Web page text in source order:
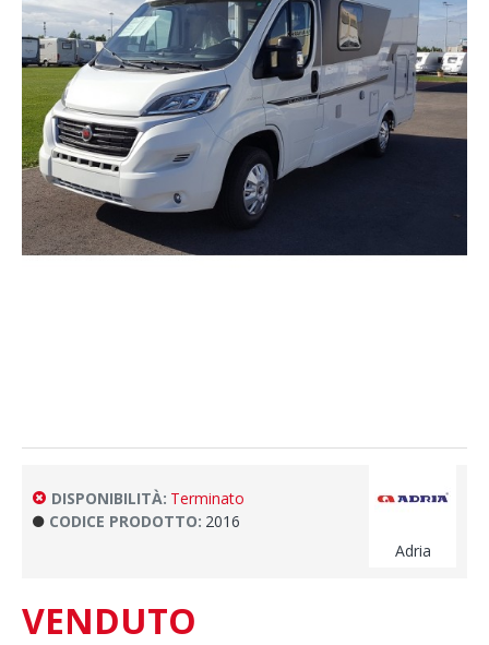
DISPONIBILITÀ: Terminato
CODICE PRODOTTO: 2016
Adria
VENDUTO